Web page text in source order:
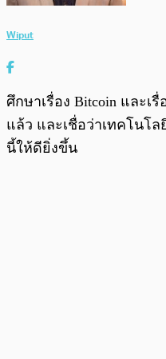
Wiput
ศึกษาเรื่อง Bitcoin และเรื่
แล้ว และเชื่อว่าเทคโนโ
นี้ให้ดียิ่งขึ้น